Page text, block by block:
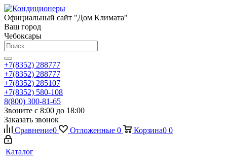
Официальный сайт "Дом Климата"
Ваш город
Чебоксары
+7(8352) 288777
+7(8352) 288777
+7(8352) 285107
+7(8352) 580-108
8(800) 300-81-65
Звоните с 8:00 до 18:00
Заказать звонок
Сравнение0 Отложенные 0 Корзина0 0
Каталог